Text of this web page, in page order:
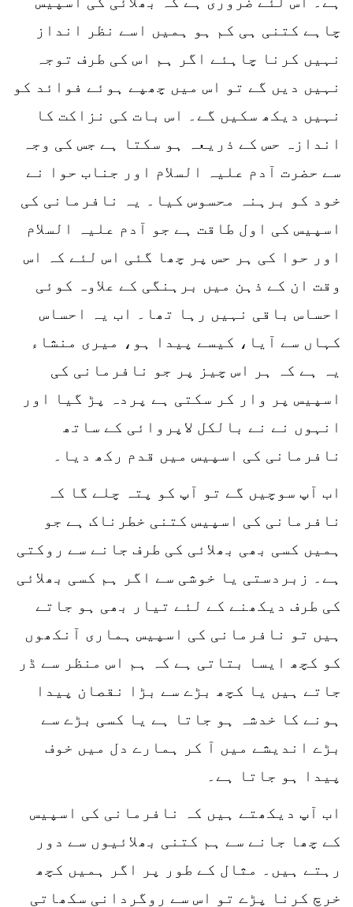
چاہے کتنی ہی کم ہو ہمیں اسے نظر انداز
نہیں کرنا چاہئے اگر ہم اس کی طرف توجہ
نہیں دیں گے تو اس میں چھپے ہوئے فوائد کو
نہیں دیکھ سکیں گے۔ اس بات کی نزاکت کا
اندازہ حس کے ذریعہ ہو سکتا ہے جس کی وجہ
سے حضرت آدم علیہ السلام اور جناب حوا نے
خود کو برہنہ محسوس کیا۔ یہ نافرمانی کی
اسپیس کی اول طاقت ہے جو آدم علیہ السلام
اور حوا کی ہر حس پر چھا گئی اس لئے کہ اس
وقت ان کے ذہن میں برہنگی کے علاوہ کوئی
احساس باقی نہیں رہا تھا۔ اب یہ احساس
کہاں سے آیا، کیسے پیدا ہو، میری منشاء
یہ ہے کہ ہر اس چیز پر جو نافرمانی کی
اسپیس پر وار کر سکتی ہے پردہ پڑ گیا اور
انہوں نے نے بالکل لاپروائی کے ساتھ
نافرمانی کی اسپیس میں قدم رکھ دیا۔
اب آپ سوچیں گے تو آپ کو پتہ چلے گا کہ
نافرمانی کی اسپیس کتنی خطرناک ہے جو
ہمیں کسی بھی بھلائی کی طرف جانے سے روکتی
ہے۔ زبردستی یا خوشی سے اگر ہم کسی بھلائی
کی طرف دیکھنے کے لئے تیار بھی ہو جاتے
ہیں تو نافرمانی کی اسپیس ہماری آنکھوں
کو کچھ ایسا بتاتی ہے کہ ہم اس منظر سے ڈر
جاتے ہیں یا کچھ بڑے سے بڑا نقصان پیدا
ہونے کا خدشہ ہو جاتا ہے یا کسی بڑے سے
بڑے اندیشے میں آ کر ہمارے دل میں خوف
پیدا ہو جاتا ہے۔
اب آپ دیکھتے ہیں کہ نافرمانی کی اسپیس
کے چھا جانے سے ہم کتنی بھلائیوں سے دور
رہتے ہیں۔ مثال کے طور پر اگر ہمیں کچھ
خرچ کرنا پڑے تو اس سے روگردانی سکھاتی